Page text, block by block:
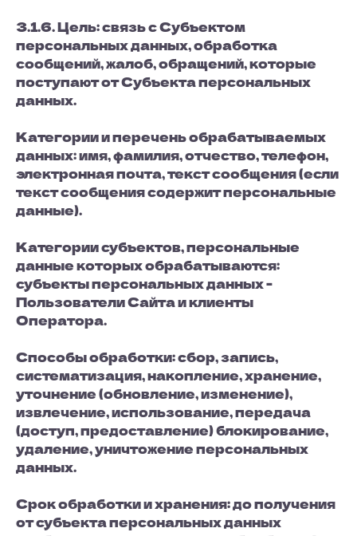
3.1.6. Цель: связь с Субъектом
персональных данных, обработка
сообщений, жалоб, обращений, которые
поступают от Субъекта персональных
данных.
Категории и перечень обрабатываемых
данных: имя, фамилия, отчество, телефон,
электронная почта, текст сообщения (если
текст сообщения содержит персональные
данные).
Категории субъектов, персональные
данные которых обрабатываются:
субъекты персональных данных -
Пользователи Сайта и клиенты
Оператора.
Способы обработки: сбор, запись,
систематизация, накопление, хранение,
уточнение (обновление, изменение),
извлечение, использование, передача
(доступ, предоставление) блокирование,
удаление, уничтожение персональных
данных.
Срок обработки и хранения: до получения
от субъекта персональных данных